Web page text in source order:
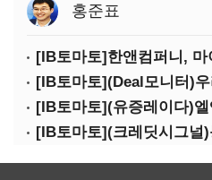
홍준표